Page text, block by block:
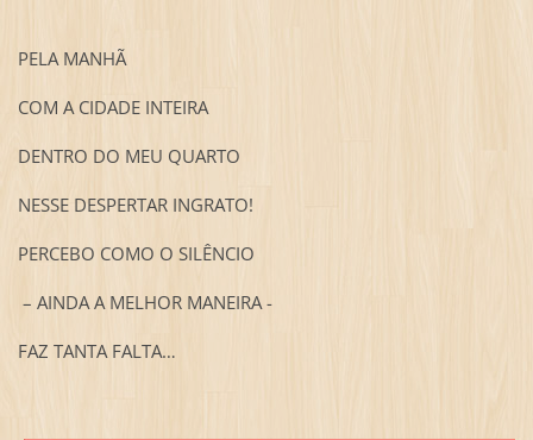
PELA MANHÃ
COM A CIDADE INTEIRA
DENTRO DO MEU QUARTO
NESSE DESPERTAR INGRATO!
PERCEBO COMO O SILÊNCIO
– AINDA A MELHOR MANEIRA -
FAZ TANTA FALTA…